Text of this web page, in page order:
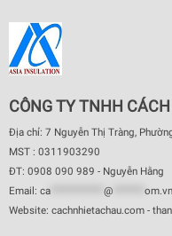
CÔNG TY TNHH
Địa chỉ: 7 Nguyễn Thị Tràng,
MST : 0311903290
ĐT: 0908 090 989 - Nguyễn Hằng
Email: ca @
om.vn
Website: cachnhietachau.com -